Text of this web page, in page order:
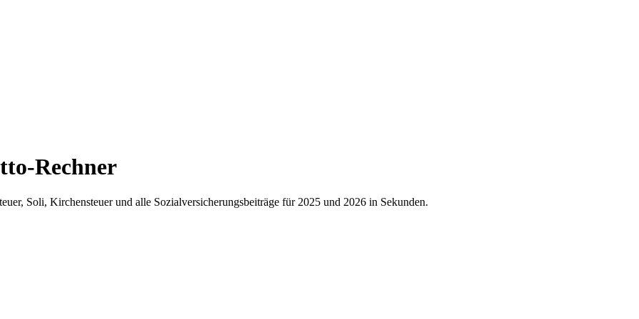
Rechner
Soli, Kirchensteuer und alle Sozialversicherungsbeiträge für 2025 und 2026 in Sekunden.